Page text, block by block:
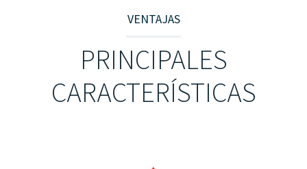
VENTAJAS
PRINCIPALES
CARACTERÍSTICAS